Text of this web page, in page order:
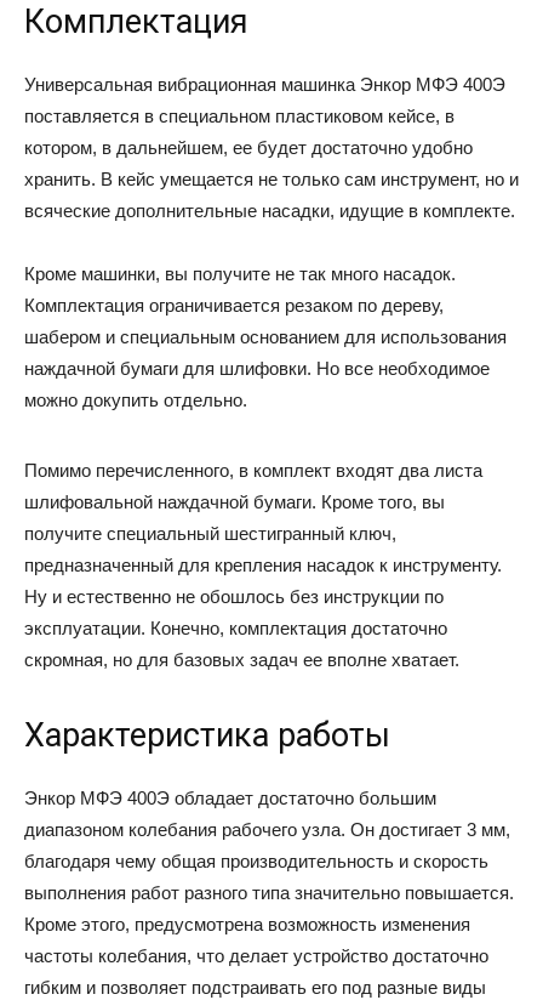
Комплектация
Универсальная вибрационная машинка Энкор МФЭ 400Э
поставляется в специальном пластиковом кейсе, в
котором, в дальнейшем, ее будет достаточно удобно
хранить. В кейс умещается не только сам инструмент, но и
всяческие дополнительные насадки, идущие в комплекте.
Кроме машинки, вы получите не так много насадок.
Комплектация ограничивается резаком по дереву,
шабером и специальным основанием для использования
наждачной бумаги для шлифовки. Но все необходимое
можно докупить отдельно.
Помимо перечисленного, в комплект входят два листа
шлифовальной наждачной бумаги. Кроме того, вы
получите специальный шестигранный ключ,
предназначенный для крепления насадок к инструменту.
Ну и естественно не обошлось без инструкции по
эксплуатации. Конечно, комплектация достаточно
скромная, но для базовых задач ее вполне хватает.
Характеристика работы
Энкор МФЭ 400Э обладает достаточно большим
диапазоном колебания рабочего узла. Он достигает 3 мм,
благодаря чему общая производительность и скорость
выполнения работ разного типа значительно повышается.
Кроме этого, предусмотрена возможность изменения
частоты колебания, что делает устройство достаточно
гибким и позволяет подстраивать его под разные виды